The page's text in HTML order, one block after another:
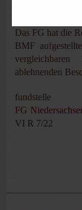
Das FG hat die
BMF
ablehnenden
fundstelle
FG
VI R 7/22